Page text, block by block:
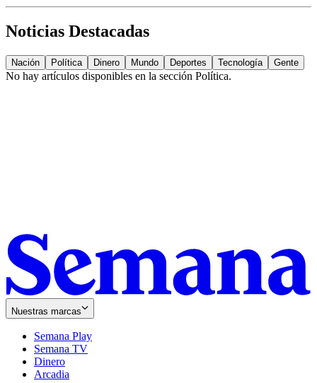
Noticias Destacadas
Nación Política Dinero Mundo Deportes Tecnología Gente
No hay artículos disponibles en la sección Política.
Nuestras marcas
Semana Play
Semana TV
Dinero
Arcadia